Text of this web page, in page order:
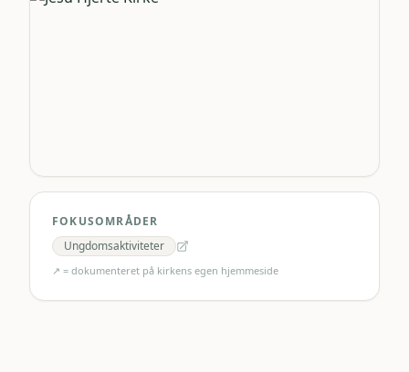
FOKUSOMRÅDER
Ungdomsaktiviteter
↗ = dokumenteret på kirkens egen hjemmeside